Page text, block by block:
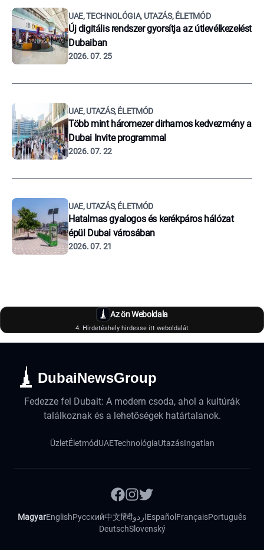
UAE, TECHNOLÓGIA, UTAZÁS, ÉLETMÓD
Új digitális rendszer gyorsítja az útlevélkezelést
Dubaiban
2026. 07. 25
UAE, UTAZÁS, ÉLETMÓD
Több mint háromezer dirhamos kedvezmény a
Dubai Invite programmal
2026. 07. 22
UAE, UTAZÁS, ÉLETMÓD
Hatalmas gyalogos és kerékpáros hálózat
épül Dubai városában
2026. 07. 21
Az ön Weboldala
4. Hirdetéshely hirdesse itt weboldalát
DubaiNewsGroup
Fedezze fel Dubait: A modern csoda, ahol a kultúrák
találkoznak és a lehetőségek határtalanok.
ÜzletÉletmódUAETechnológiaUtazásIngatlan
MagyarEnglishРусский中文हिंदीاردوEspañol FrançaisPortuguês
DeutschSlovenský